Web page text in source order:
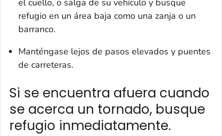
refugio en un área baja como una zanja o un
barranco.
Manténgase lejos de pasos elevados y puentes
de carreteras.
Si se encuentra afuera cuando
se acerca un tornado, busque
refugio inmediatamente.